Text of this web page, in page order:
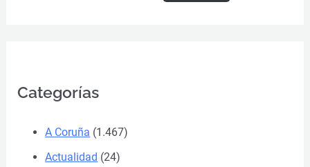
Categorías
A Coruña (1.467)
Actualidad (24)